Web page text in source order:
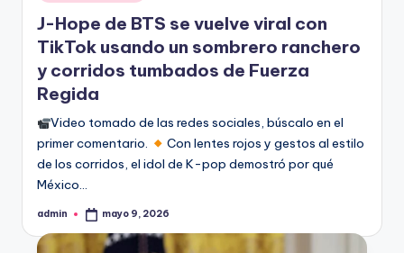
en
J-Hope de BTS se vuelve viral con
TikTok usando un sombrero ranchero
y corridos tumbados de Fuerza
Regida
Video tomado de las redes sociales, búscalo en el
primer comentario.
Con lentes rojos y gestos al estilo
de los corridos, el idol de K-pop demostró por qué
México…
Publicado
admin mayo 9, 2026